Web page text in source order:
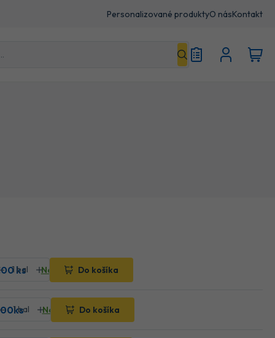
Personalizované produktyO násKontakt
ks Na skladeDo košíka
Na skladeDo košíka